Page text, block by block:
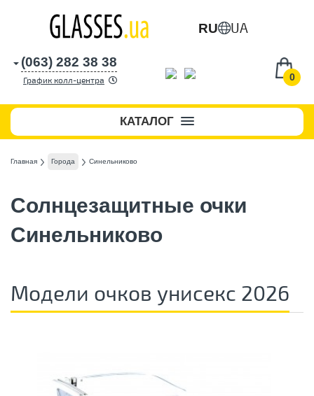
RU UA
0
(063) 282 38 38
График колл-центра
КАТАЛОГ
Главная Города Синельниково
Солнцезащитные очки
Синельниково
Модели очков унисекс 2026